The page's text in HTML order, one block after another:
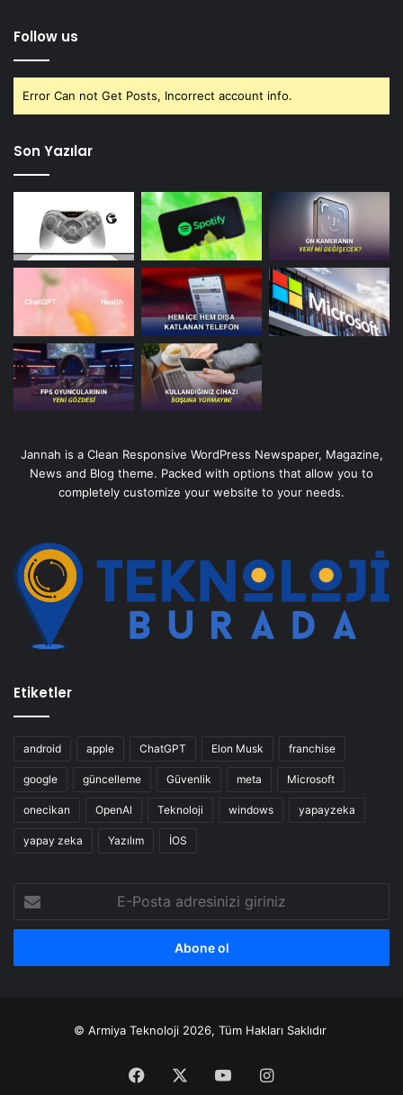
Follow us
Error Can not Get Posts, Incorrect account info.
Son Yazılar
Jannah is a Clean Responsive WordPress Newspaper, Magazine,
News and Blog theme. Packed with options that allow you to
completely customize your website to your needs.
Etiketler
android apple ChatGPT Elon Musk franchise
google güncelleme Güvenlik meta Microsoft
onecikan OpenAl Teknoloji windows yapayzeka
yapay zeka Yazılım İOS
Posta
adresinizi
© Armiya Teknoloji 2026, Tüm Hakları Saklıdır
Facebook YouTubeInstagram